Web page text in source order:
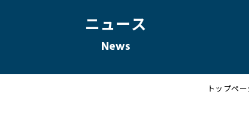
ニュース
News
トップペ